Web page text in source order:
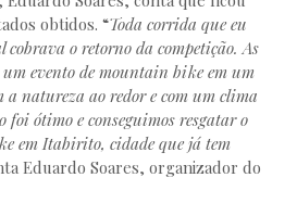
obtidos. “Toda corrida que eu
cobrava o retorno da competição. As
evento de mountain bike em um
a natureza ao redor e com um clima
ótimo e conseguimos resgatar o
em Itabirito, cidade que já tem
Eduardo Soares, organizador do